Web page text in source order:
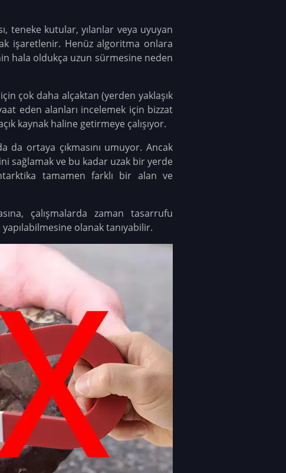
teneke kutular, yılanlar veya uyuyan
işaretlenir. Henüz algoritma onlara
hala oldukça uzun sürmesine neden
çok daha alçaktan (yerden yaklaşık
eden alanları incelemek için bizzat
kaynak haline getirmeye çalışıyor.
da ortaya çıkmasını umuyor. Ancak
sağlamak ve bu kadar uzak bir yerde
tamamen farklı bir alan ve
çalışmalarda zaman tasarrufu
olanak tanıyabilir.